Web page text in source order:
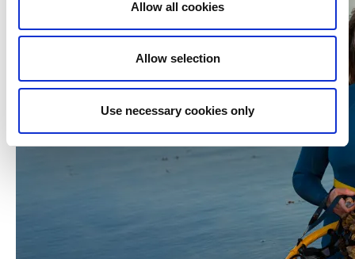
Allow all cookies
Allow selection
Use necessary cookies only